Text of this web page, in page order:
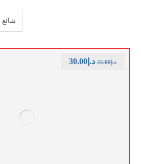
د.إ35.00 د.إ30.00